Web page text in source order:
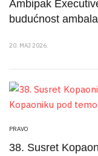
Ambipak
budućnost
20. MAJ 2026.
PRAVO
38. Susret